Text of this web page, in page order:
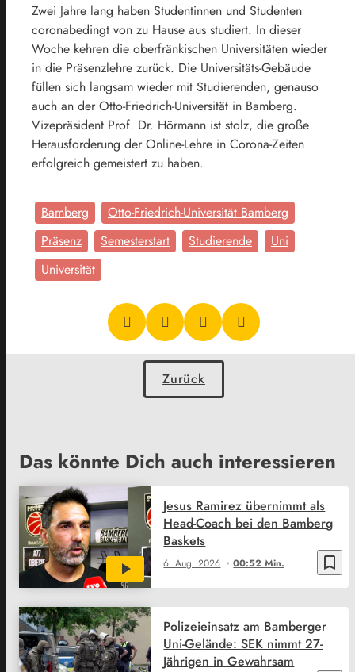
Zwei Jahre lang haben Studentinnen und Studenten
coronabedingt von zu Hause aus studiert. In dieser
Woche kehren die oberfränkischen Universitäten wieder
in die Präsenzlehre zurück. Die Universitäts-Gebäude
füllen sich langsam wieder mit Studierenden, genauso
auch an der Otto-Friedrich-Universität in Bamberg.
Vizepräsident Prof. Dr. Hörmann ist stolz, die große
Herausforderung der Online-Lehre in Corona-Zeiten
erfolgreich gemeistert zu haben.
Bamberg
Otto-Friedrich-Universität Bamberg
Präsenz
Semesterstart Studierende
Uni
Universität
Zurück
Das könnte Dich auch interessieren
bookmark_border
6. Aug. 2026 00:52 Min.
Jesus Ramirez übernimmt als
Head-Coach bei den Bamberg
Baskets
Polizeieinsatz am Bamberger
Uni-Gelände: SEK nimmt 27-
Jährigen in Gewahrsam